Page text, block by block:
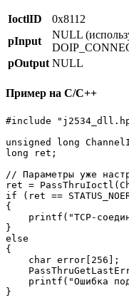
IoctlID
0x8112
pInput
NULL
pOutput NULL
Пример на C/C++
#include
unsigned long
long ret;
// Параметры уже
ret =
if (ret ==
{
printf("TCP-
}
else
{
    char error[256];
printf("Ошибка
}